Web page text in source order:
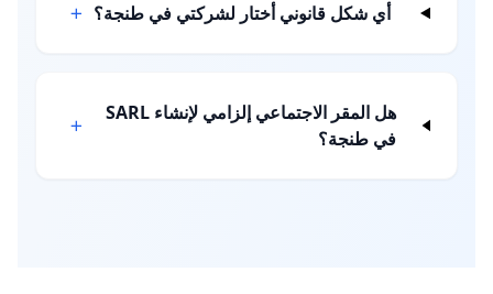
أي شكل قانوني أختار لشركتي في طنجة؟
هل المقر الاجتماعي إلزامي لإنشاء SARL
في طنجة؟